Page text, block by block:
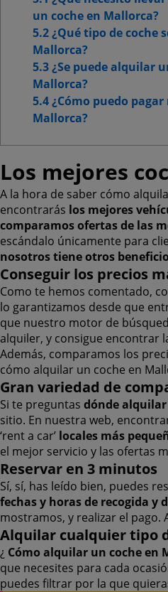
un coche en Mallorca?
5.2 ¿Qué tipo de coche
Mallorca?
5.3 ¿Se puede alquilar
Mallorca?
5.4 ¿Cómo puedo
Mallorca?
Los mejores
A la hora de saber cómo
encontrarás los mejores
comparamos ofertas de las
escándalo únicamente para
nosotros tiene otros
Conseguir los precios
Como te hemos comentado,
lo garantizamos desde que
que nuestro motor de
alquiler, y consigue encontrar
Además, comparamos los
cómo alquilar un coche en
Gran variedad de
Si te preguntas dónde
sitio. En nuestra web,
‘rent a car’ locales más
el mejor servicio y las ofertas
Reservar en 3 minutos
Sí, sí, has leído bien, puedes
fechas y horas de recogida y
mostramos, y realizar el pago.
Alquilar cualquier tipo
¿ Cómo alquilar un coche en
que necesites para cada
puedes filtrar por la que